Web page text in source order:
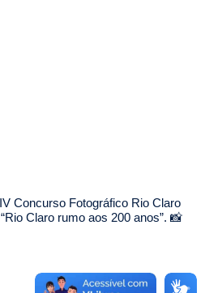
Concurso Fotográfico Rio Claro
Claro rumo aos 200 anos”. 📸